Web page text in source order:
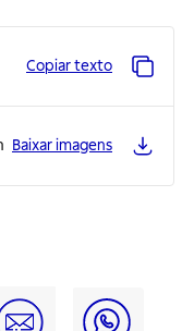
Copiar texto
Baixar imagens